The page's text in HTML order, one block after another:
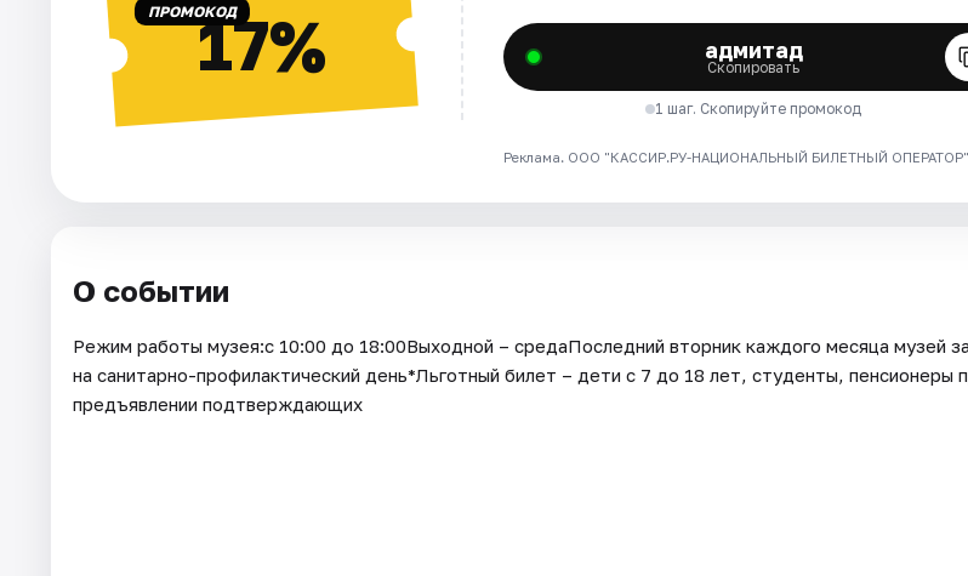
ПРОМОКОД17% адмитад
Скопировать
1 шаг. Скопируйте промокод
Реклама. ООО "КАССИР.РУ-НАЦИОНАЛЬНЫЙ БИЛЕТНЫЙ ОПЕРАТОР",
О событии
Режим работы музея:с 10:00 до 18:00Выходной – средаПоследний вторник каждого месяца музей
на санитарно-профилактический день*Льготный билет – дети с 7 до 18 лет, студенты, пенсионеры
предъявлении подтверждающих